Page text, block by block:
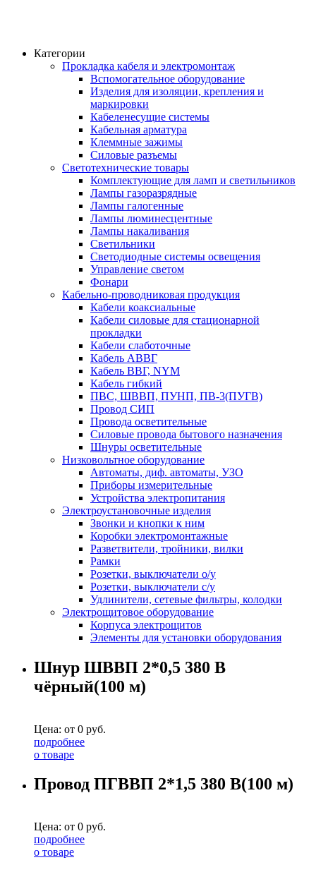
Категории
Прокладка кабеля и электромонтаж
Вспомогательное оборудование
Изделия для изоляции, крепления и
маркировки
Кабеленесущие системы
Кабельная арматура
Клеммные зажимы
Силовые разъемы
Светотехнические товары
Комплектующие для ламп и светильников
Лампы газоразрядные
Лампы галогенные
Лампы люминесцентные
Лампы накаливания
Светильники
Светодиодные системы освещения
Управление светом
Фонари
Кабельно-проводниковая продукция
Кабели коаксиальные
Кабели силовые для стационарной
прокладки
Кабели слаботочные
Кабель АВВГ
Кабель ВВГ, NYM
Кабель гибкий
ПВС, ШВВП, ПУНП, ПВ-3(ПУГВ)
Провод СИП
Провода осветительные
Силовые провода бытового назначения
Шнуры осветительные
Низковольтное оборудование
Автоматы, диф. автоматы, УЗО
Приборы измерительные
Устройства электропитания
Электроустановочные изделия
Звонки и кнопки к ним
Коробки электромонтажные
Разветвители, тройники, вилки
Рамки
Розетки, выключатели о/у
Розетки, выключатели с/у
Удлинители, сетевые фильтры, колодки
Электрощитовое оборудование
Корпуса электрощитов
Элементы для установки оборудования
Шнур ШВВП 2*0,5 380 В
чёрный(100 м)
Цена: от 0 руб.
подробнее
о товаре
Провод ПГВВП 2*1,5 380 В(100 м)
Цена: от 0 руб.
подробнее
о товаре